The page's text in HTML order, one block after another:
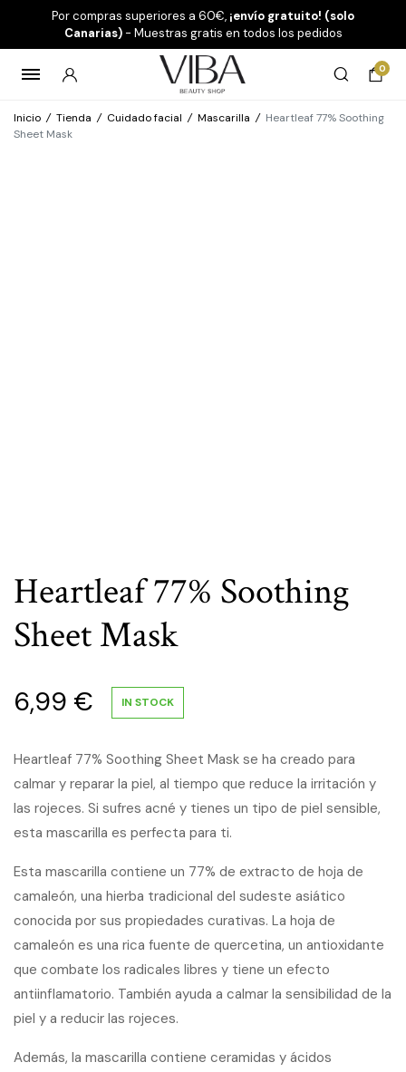
Por compras superiores a 60€, ¡envío gratuito! (solo
Canarias)- Muestras gratis en todos los pedidos
0
Inicio / Tienda / Cuidado facial / Mascarilla / Heartleaf 77% Soothing
Sheet Mask
Heartleaf 77% Soothing
Sheet Mask
6,99 € IN STOCK
Heartleaf 77% Soothing Sheet Mask se ha creado para
calmar y reparar la piel, al tiempo que reduce la irritación y
las rojeces. Si sufres acné y tienes un tipo de piel sensible,
esta mascarilla es perfecta para ti.
Esta mascarilla contiene un 77% de extracto de hoja de
camaleón, una hierba tradicional del sudeste asiático
conocida por sus propiedades curativas. La hoja de
camaleón es una rica fuente de quercetina, un antioxidante
que combate los radicales libres y tiene un efecto
antiinflamatorio. También ayuda a calmar la sensibilidad de la
piel y a reducir las rojeces.
Además, la mascarilla contiene ceramidas y ácidos